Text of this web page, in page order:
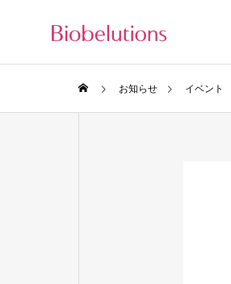
お知らせ イベント